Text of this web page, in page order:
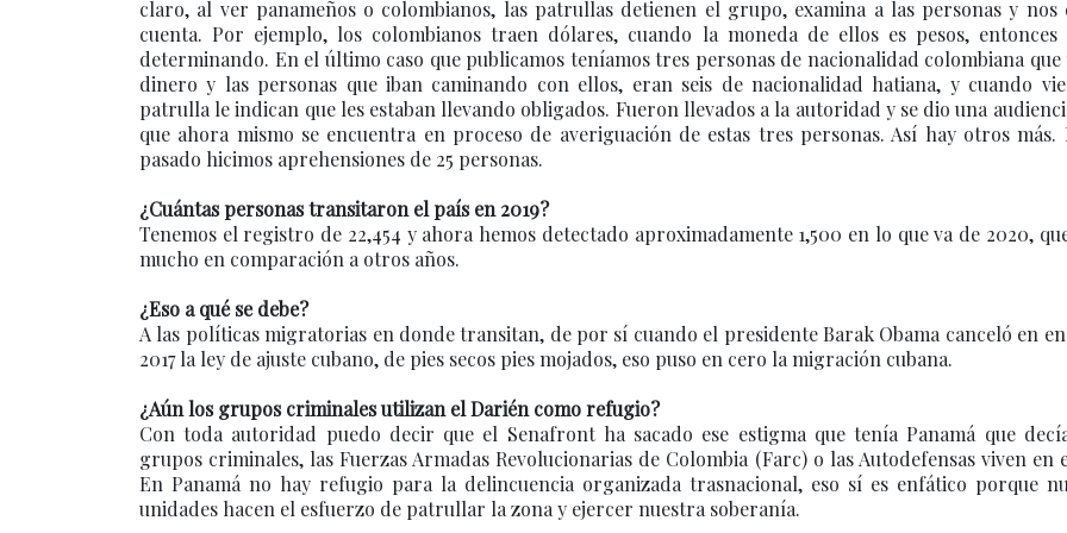
claro, al ver panameños o colombianos, las patrullas detienen el grupo, examina a las personas y nos
cuenta. Por ejemplo, los colombianos traen dólares, cuando la moneda de ellos es pesos, entonces
determinando. En el último caso que publicamos teníamos tres personas de nacionalidad colombiana
dinero y las personas que iban caminando con ellos, eran seis de nacionalidad hatiana, y cuando
patrulla le indican que les estaban llevando obligados. Fueron llevados a la autoridad y se dio una
que ahora mismo se encuentra en proceso de averiguación de estas tres personas. Así hay otros más.
pasado hicimos aprehensiones de 25 personas.
¿Cuántas personas transitaron el país en 2019?
Tenemos el registro de 22,454 y ahora hemos detectado aproximadamente 1,500 en lo que va de 2020,
mucho en comparación a otros años.
¿Eso a qué se debe?
A las políticas migratorias en donde transitan, de por sí cuando el presidente Barak Obama canceló en
2017 la ley de ajuste cubano, de pies secos pies mojados, eso puso en cero la migración cubana.
¿Aún los grupos criminales utilizan el Darién como refugio?
Con toda autoridad puedo decir que el Senafront ha sacado ese estigma que tenía Panamá que
grupos criminales, las Fuerzas Armadas Revolucionarias de Colombia (Farc) o las Autodefensas viven en
En Panamá no hay refugio para la delincuencia organizada trasnacional, eso sí es enfático porque
unidades hacen el esfuerzo de patrullar la zona y ejercer nuestra soberanía.